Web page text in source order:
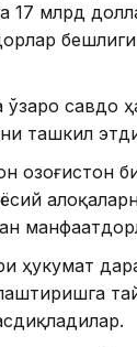
17 млрд
ўзаро савдо
ташкил
Қозоғистон
ҳукумат